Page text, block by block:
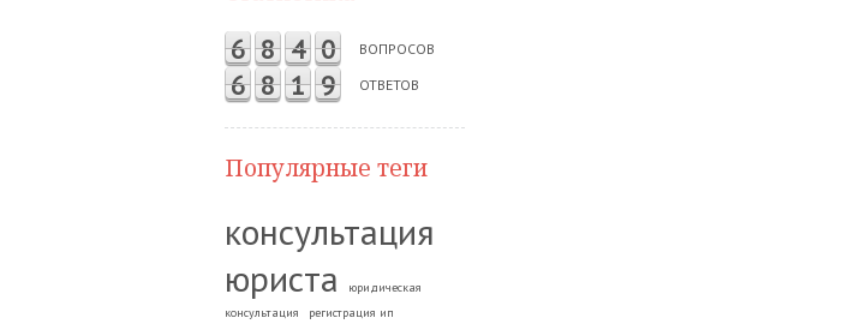
6 8 4 0 ВОПРОСОВ
6 8 1 9 ОТВЕТОВ
Популярные теги
консультация
юриста
юридическая
консультация
регистрация ип